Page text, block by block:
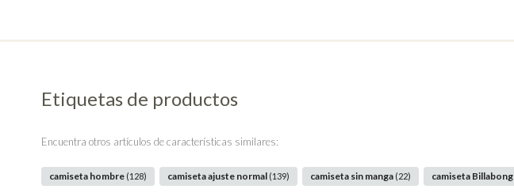
Etiquetas de productos
Encuentra otros artículos de características similares:
camiseta hombre (128) camiseta ajuste normal (139) camiseta sin manga (22) camiseta Billabong